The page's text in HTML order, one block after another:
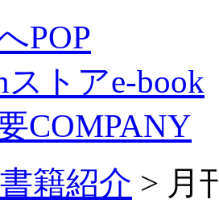
POP
ストアe-book
COMPANY
書籍紹介 > 月